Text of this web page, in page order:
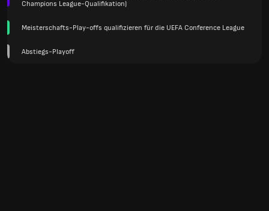
Champions League-Qualifikation)
Meisterschafts-Play-offs qualifizieren für die UEFA Conference League
Abstiegs-Playoff